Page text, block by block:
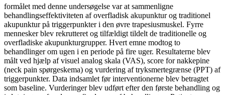
formålet med denne undersøgelse var at sammenligne
behandlingseffektiviteten af overfladisk akupunktur og traditionel
akupunktur på triggerpunkter i den øvre trapesiusmuskel. Fyrre
mennesker blev rekrutteret og tilfældigt tildelt de traditionelle og
overfladiske akupunkturgrupper. Hvert emne modtog to
behandlinger om ugen i en periode på fire uger. Resultaterne blev
målt ved hjælp af visuel analog skala (VAS), score for nakkepine
(neck pain spørgeskema) og vurdering af tryksmertegrænse (PPT) af
triggerpunkter. Data indsamlet før interventionerne blev betragtet
som baseline. Vurderinger blev udført efter den første behandling og